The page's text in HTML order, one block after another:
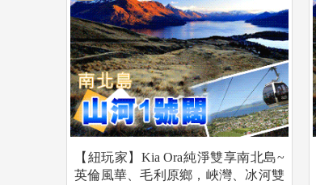
【紐玩家】Kia Ora純淨雙享南北島~
英倫風華、毛利原鄉，峽灣、冰河雙